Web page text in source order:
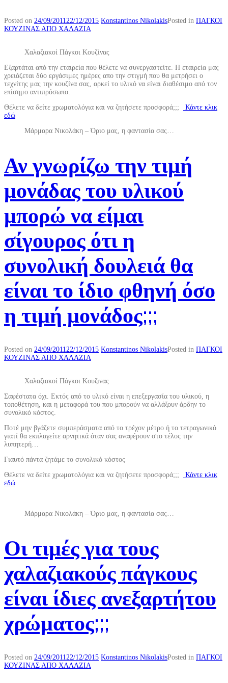
Posted on 24/09/201122/12/2015 Konstantinos NikolakisPosted in ΠΑΓΚΟΙ
ΚΟΥΖΙΝΑΣ ΑΠΟ ΧΑΛΑΖΙΑ
Χαλαζιακοί Πάγκοι Κουζίνας
Εξαρτάται από την εταιρεία που θέλετε να συνεργαστείτε. Η εταιρεία μας
χρειάζεται δύο εργάσιμες ημέρες απο την στιγμή που θα μετρήσει ο
τεχνίτης μας την κουζίνα σας, αρκεί το υλικό να είναι διαθέσιμο από τον
επίσημο αντιπρόσωπο.
Θέλετε να δείτε χρωματολόγια και να ζητήσετε προσφορά;;;
Κάντε κλικ
εδώ
Μάρμαρα Νικολάκη – Όριο μας, η φαντασία σας…
Αν γνωρίζω την τιμή
μονάδας του υλικού
μπορώ να είμαι
σίγουρος ότι η
συνολική δουλειά θα
είναι το ίδιο φθηνή όσο
η τιμή μονάδος;;;
Posted on 24/09/2011 22/12/2015 Konstantinos NikolakisPosted in ΠΑΓΚΟΙ
ΚΟΥΖΙΝΑΣ ΑΠΟ ΧΑΛΑΖΙΑ
Χαλαζιακοί Πάγκοι Κουζινας
Σαφέστατα όχι. Εκτός από το υλικό είναι η επεξεργασία του υλικού, η
τοποθέτηση, και η μεταφορά του που μπορούν να αλλάξουν άρδην το
συνολικό κόστος.
Ποτέ μην βγάζετε συμπεράσματα από το τρέχον μέτρο ή το τετραγωνικό
γιατί θα εκπλαγείτε αρνητικά όταν σας αναφέρουν στο τέλος την
λυπητερή…
Γιαυτό πάντα ζητάμε το συνολικό κόστος
Θέλετε να δείτε χρωματολόγια και να ζητήσετε προσφορά;;;
Κάντε κλικ
εδώ
Μάρμαρα Νικολάκη – Όριο μας, η φαντασία σας…
Οι τιμές για τους
χαλαζιακούς πάγκους
είναι ίδιες ανεξαρτήτου
χρώματος;;;
Posted on 24/09/2011 22/12/2015 Konstantinos NikolakisPosted in ΠΑΓΚΟΙ
ΚΟΥΖΙΝΑΣ ΑΠΟ ΧΑΛΑΖΙΑ